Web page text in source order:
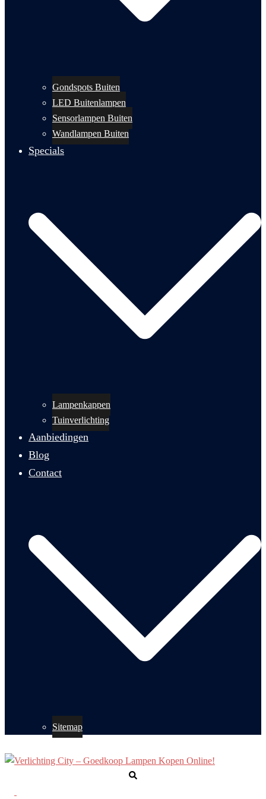
Gondspots Buiten
LED Buitenlampen
Sensorlampen Buiten
Wandlampen Buiten
Specials
Lampenkappen
Tuinverlichting
Aanbiedingen
Blog
Contact
Sitemap